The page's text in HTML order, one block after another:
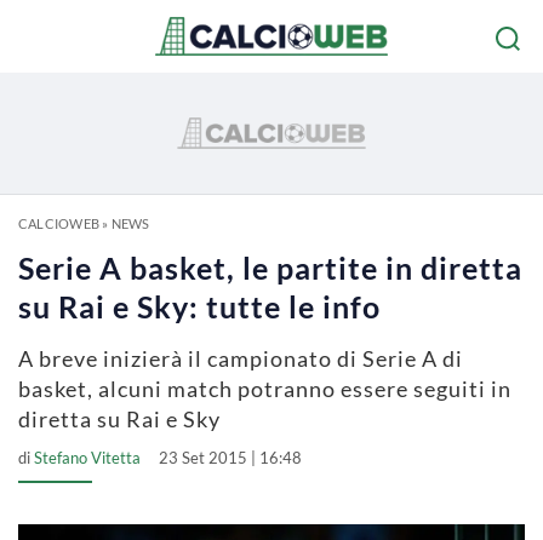
CALCIOWEB» NEWS
Serie A basket, le partite in diretta
su Rai e Sky: tutte le info
A breve inizierà il campionato di Serie A di
basket, alcuni match potranno essere seguiti in
diretta su Rai e Sky
diStefano Vitetta 23 Set 2015 | 16:48